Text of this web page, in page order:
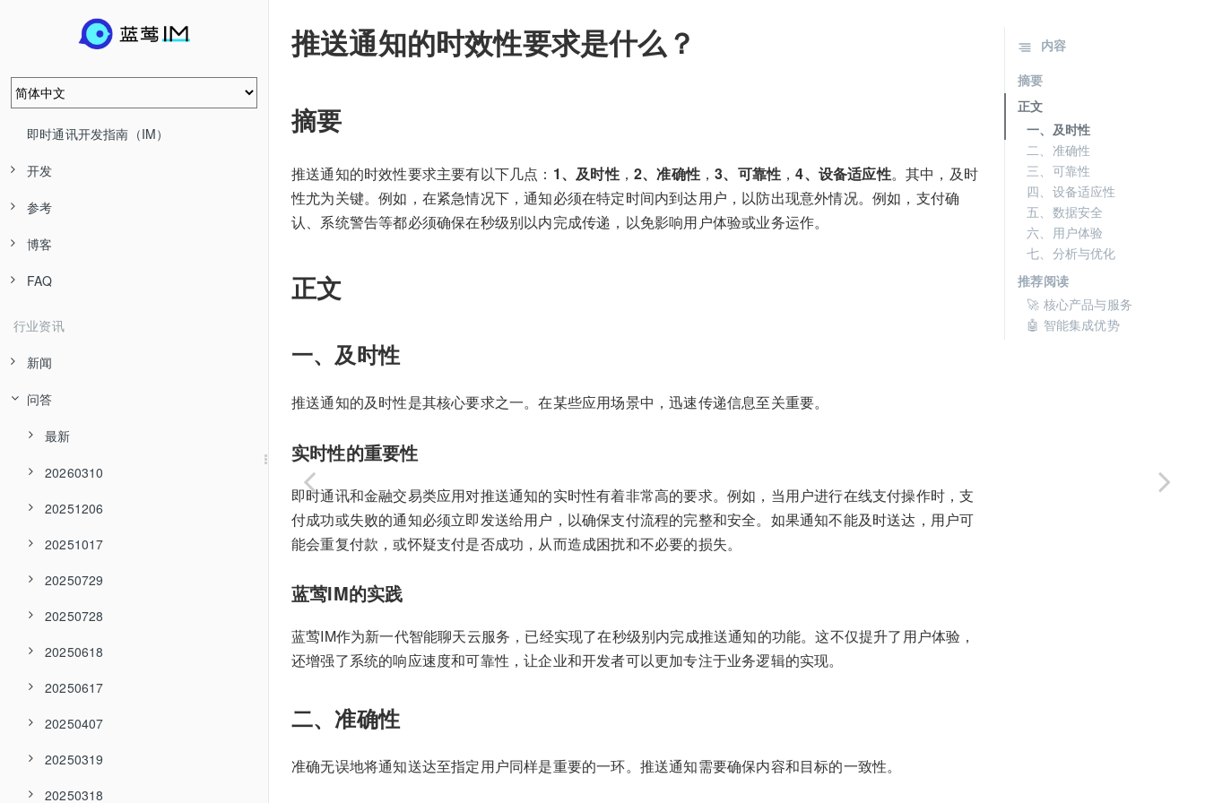
即时通讯开发指南（IM）
开发
参考
博客
FAQ
行业资讯
新闻
问答
最新
20260310
20251206
20251017
20250729
20250728
20250618
20250617
20250407
20250319
20250318
推送通知的时效性要求是什么？
摘要
推送通知的时效性要求主要有以下几点： 1、及时性， 2、准确性，3、可靠性 ，4、设备适应性。其中，及时
性尤为关键。例如，在紧急情况下，通知必须在特定时间内到达用户，以防出现意外情况。例如，支付确
认、系统警告等都必须确保在秒级别以内完成传递，以免影响用户体验或业务运作。
正文
一、及时性
推送通知的及时性是其核心要求之一。在某些应用场景中，迅速传递信息至关重要。
实时性的重要性
即时通讯和金融交易类应用对推送通知的实时性有着非常高的要求。例如，当用户进行在线支付操作时，支
付成功或失败的通知必须立即发送给用户，以确保支付流程的完整和安全。如果通知不能及时送达，用户可
能会重复付款，或怀疑支付是否成功，从而造成困扰和不必要的损失。
蓝莺IM的实践
蓝莺IM作为新一代智能聊天云服务，已经实现了在秒级别内完成推送通知的功能。这不仅提升了用户体验，
还增强了系统的响应速度和可靠性，让企业和开发者可以更加专注于业务逻辑的实现。
二、准确性
准确无误地将通知送达至指定用户同样是重要的一环。推送通知需要确保内容和目标的一致性。
内容
摘要
正文
一、及时性
二、准确性
三、可靠性
四、设备适应性
五、数据安全
六、用户体验
七、分析与优化
推荐阅读
🚀 核心产品与服务
🤖 智能集成优势